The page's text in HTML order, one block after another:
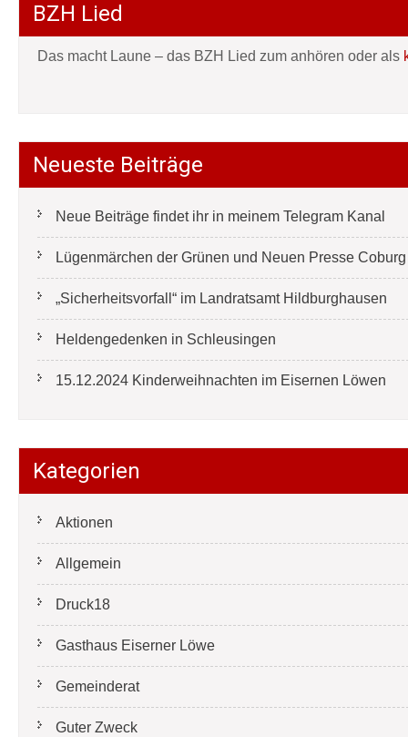
BZH Lied
Das macht Laune – das BZH Lied zum anhören oder als
Neueste Beiträge
Neue Beiträge findet ihr in meinem Telegram Kanal
Lügenmärchen der Grünen und Neuen Presse
„Sicherheitsvorfall“ im Landratsamt Hildburghausen
Heldengedenken in Schleusingen
15.12.2024 Kinderweihnachten im Eisernen Löwen
Kategorien
Aktionen
Allgemein
Druck18
Gasthaus Eiserner Löwe
Gemeinderat
Guter Zweck